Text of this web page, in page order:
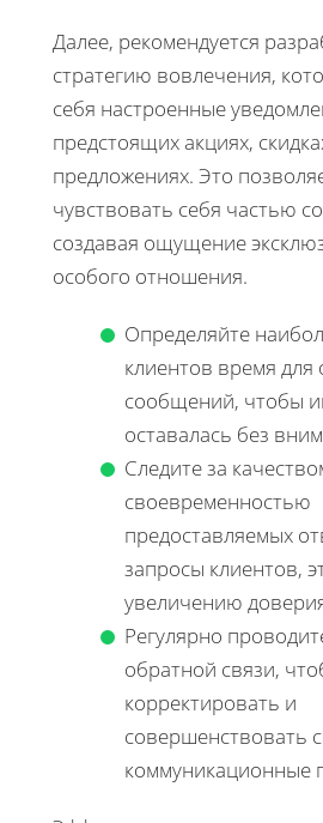
Далее, рекомендуется
стратегию вовлечения,
себя настроенные
предстоящих акциях,
предложениях. Это
чувствовать себя частью
создавая ощущение
особого отношения.
Определяйте
клиентов время для
сообщений, чтобы
оставалась без
Следите за
своевременностью
предоставляемых
запросы клиентов,
увеличению
Регулярно
обратной связи,
корректировать и
совершенствовать
коммуникационные